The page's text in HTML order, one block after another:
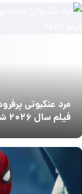
مرد عنکبوتی
فیلم سال ۲۰۲۶ شد